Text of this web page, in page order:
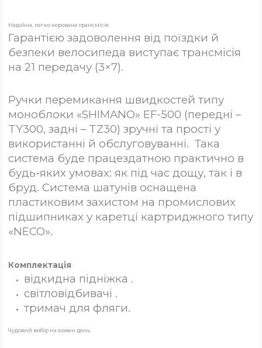
Надійна, легко керована трансмісія
Гарантією задоволення від поїздки й
безпеки велосипеда виступає трансмісія
на 21 передачу (3×7).
Ручки перемикання швидкостей типу
моноблоки «SHIMANO» EF-500 (передні –
TY300, задні – TZ30) зручні та прості у
використанні й обслуговуванні. Така
система буде працездатною практично в
будь-яких умовах: як під час дощу, так і в
бруд. Система шатунів оснащена
пластиковим захистом на промислових
підшипниках у каретці картриджного типу
«NECO».
Комплектація
відкидна підніжка .
світловідбивачі .
тримач для фляги.
Чудовий вибір на кожен день